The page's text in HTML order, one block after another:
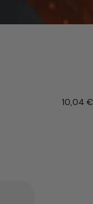
10,04€